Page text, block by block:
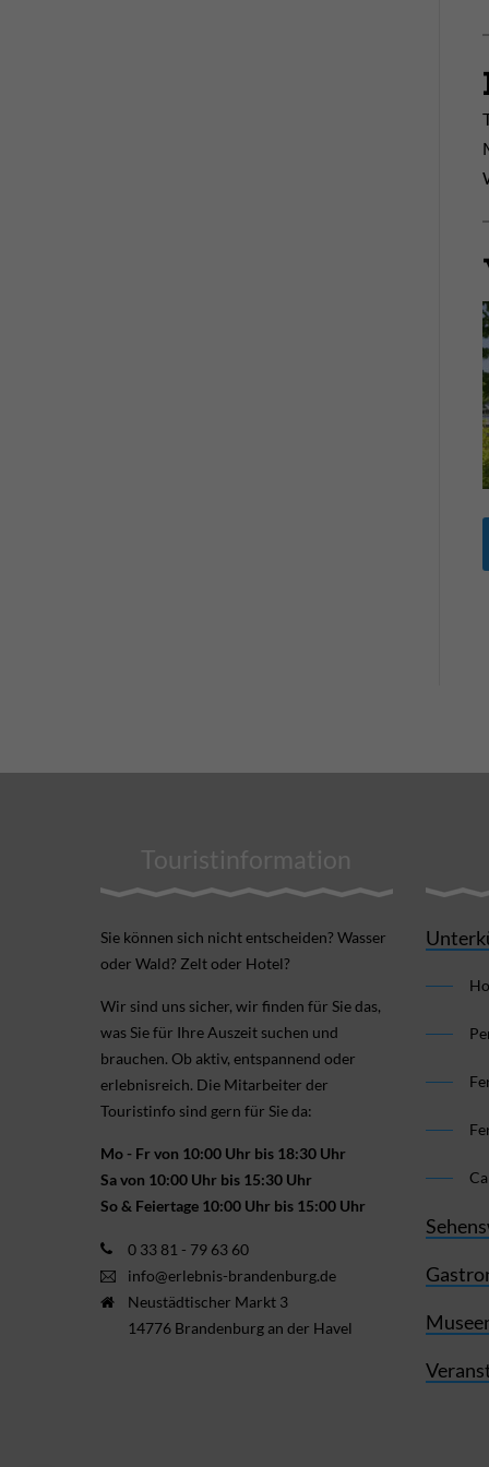
Touristinformation
Sie können sich nicht ent­scheiden? Wasser
oder Wald? Zelt oder Hotel?
Wir sind uns sicher, wir finden für Sie das,
was Sie für Ihre Aus­zeit suchen und
brauchen. Ob aktiv, ent­spannend oder
erlebnis­reich. Die Mitarbeiter der
Touristinfo sind gern für Sie da:
Mo - Fr von 10:00 Uhr bis 18:30 Uhr
Sa von 10:00 Uhr bis 15:30 Uhr
So & Feiertage 10:00 Uhr bis 15:00 Uhr
0 33 81 - 79 63 60
info@erlebnis-brandenburg.de
Neustädtischer Markt 3
14776 Brandenburg an der Havel